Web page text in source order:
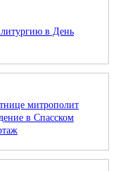
в День
митрополит
в Спасском